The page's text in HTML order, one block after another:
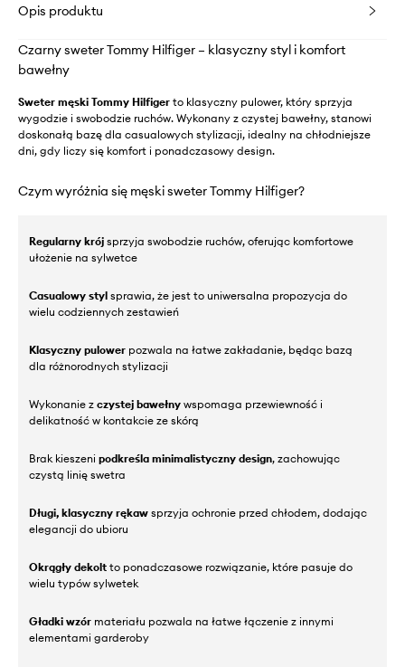
Opis produktu
Czarny sweter Tommy Hilfiger – klasyczny styl i komfort
bawełny
Sweter męski Tommy Hilfiger to klasyczny pulower, który sprzyja
wygodzie i swobodzie ruchów. Wykonany z czystej bawełny, stanowi
doskonałą bazę dla casualowych stylizacji, idealny na chłodniejsze
dni, gdy liczy się komfort i ponadczasowy design.
Czym wyróżnia się męski sweter Tommy Hilfiger?
Regularny krój sprzyja swobodzie ruchów, oferując komfortowe
ułożenie na sylwetce
Casualowy styl sprawia, że jest to uniwersalna propozycja do
wielu codziennych zestawień
Klasyczny pulower pozwala na łatwe zakładanie, będąc bazą
dla różnorodnych stylizacji
Wykonanie z czystej bawełny wspomaga przewiewność i
delikatność w kontakcie ze skórą
Brak kieszeni podkreśla minimalistyczny design, zachowując
czystą linię swetra
Długi, klasyczny rękaw sprzyja ochronie przed chłodem, dodając
elegancji do ubioru
Okrągły dekolt to ponadczasowe rozwiązanie, które pasuje do
wielu typów sylwetek
Gładki wzór materiału pozwala na łatwe łączenie z innymi
elementami garderoby